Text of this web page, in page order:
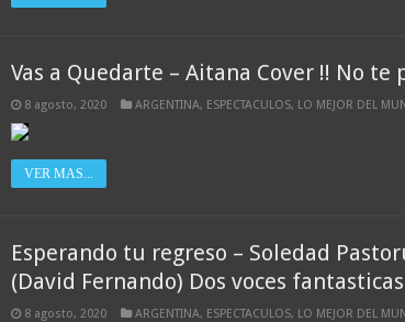
Vas a Quedarte – Aitana Cover !! No te
8 agosto, 2020 ARGENTINA, ESPECTACULOS, LO MEJOR DEL
VER MAS...
Esperando tu regreso – Soledad
(David Fernando) Dos voces fantasticas
8 agosto, 2020 ARGENTINA, ESPECTACULOS, LO MEJOR DEL